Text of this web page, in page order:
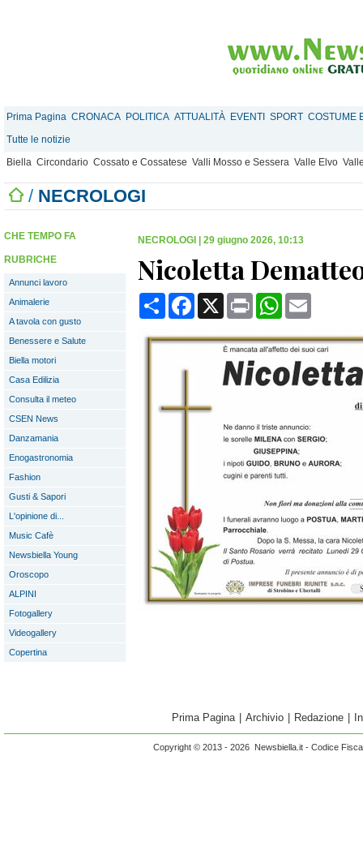
Prima Pagina CRONACA POLITICA ATTUALITÀ EVENTI SPORT COSTUME
Tutte le notizie
Biella Circondario Cossato e Cossatese Valli Mosso e Sessera Valle Elvo
/ NECROLOGI
CHE TEMPO FA
RUBRICHE
Annunci lavoro
Animalerie
A tavola con gusto
Benessere e Salute
Biella motori
Casa Edilizia
Consulta il meteo
CSEN News
Danzamania
Enogastronomia
Fashion
Gusti & Sapori
L'opinione di...
Music Cafè
Newsbiella Young
Oroscopo
ALPINI
Fotogallery
Videogallery
Copertina
NECROLOGI 29 giugno 2026, 10:13
Nicoletta
CondividiFacebook
X Print WhatsApp
Prima Pagina Archivio Redazione
Copyright © 2013 - 2026 Newsbiella.it - Codice